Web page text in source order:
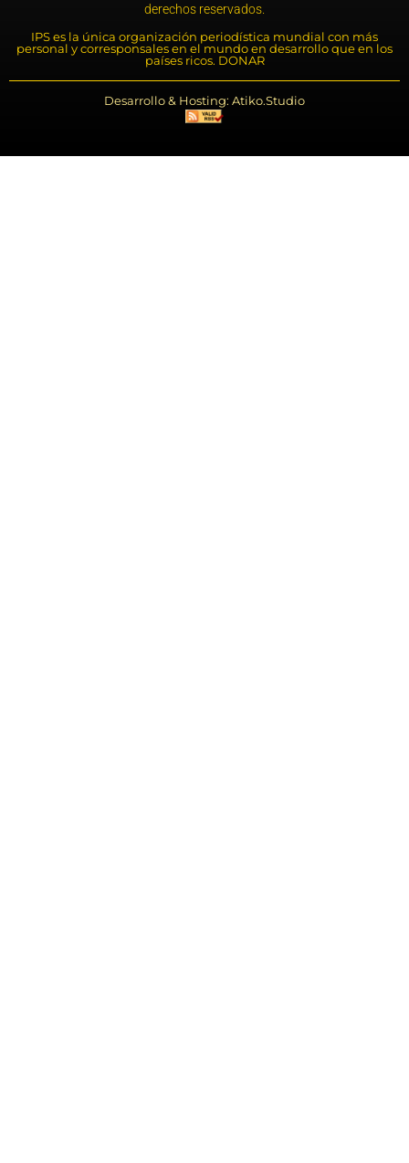
derechos reservados.
IPS es la única organización periodística mundial con más
personal y corresponsales en el mundo en desarrollo que en los
países ricos. DONAR
Desarrollo & Hosting: Atiko.Studio